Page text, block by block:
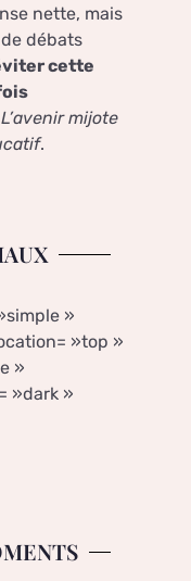
nette, mais
débats
cette
L’avenir mijote
.
»
»top »
»
»dark »